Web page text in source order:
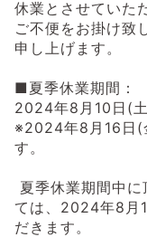
休業とさせていた
ご不便をお掛け致
申し上げます。
■夏季休業期間：
2024年8月10日(
※2024年8月16日(
す。
夏季休業期間中
ては、2024年8月
だきます。